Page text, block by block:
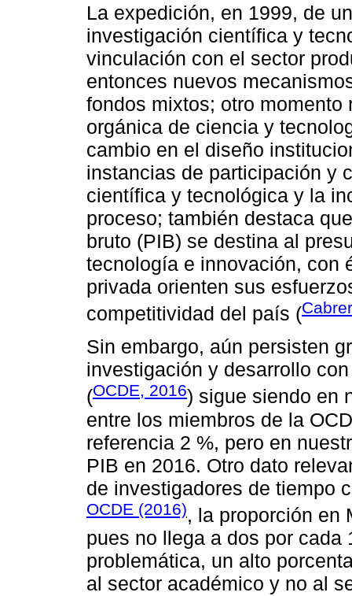
La expedición, en 1999, de
investigación científica y
vinculación con el sector
entonces nuevos
fondos mixtos; otro
orgánica de ciencia y
cambio en el diseño
instancias de participación y
científica y tecnológica y la
proceso; también destaca
bruto (PIB) se destina al
tecnología e innovación, con
privada orienten sus
competitividad del país (
Sin embargo, aún persisten
investigación y desarrollo
(OCDE, 2016) sigue siendo en
entre los miembros de la
referencia 2 %, pero en
PIB en 2016. Otro dato
de investigadores de tiempo
OCDE (2016), la proporción en
pues no llega a dos por cada
problemática, un alto
al sector académico y no al